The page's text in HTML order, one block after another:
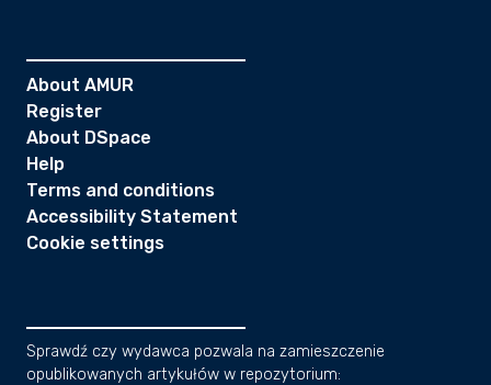
About AMUR
Register
About DSpace
Help
Terms and conditions
Accessibility Statement
Cookie settings
Sprawdź czy wydawca pozwala na zamieszczenie
opublikowanych artykułów w repozytorium: